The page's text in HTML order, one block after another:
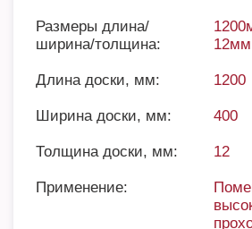
Размеры длина/
ширина/толщина:
12мм
Длина доски, мм: 1200
Ширина доски, мм: 400
Толщина доски, мм: 12
Применение: